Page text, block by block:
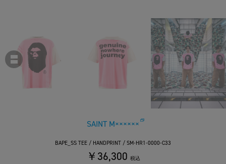
SAINT M××××××
BAPE_SS TEE / HANDPRINT / SM-HR1-0000-C33
￥36,300 税込